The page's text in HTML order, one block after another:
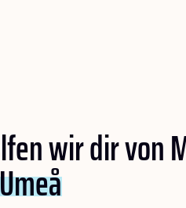
wir dir von
Umeå